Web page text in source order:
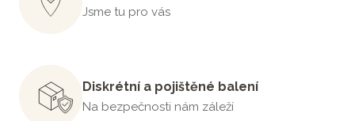
Jsme tu pro vás
Diskrétní a pojištěné balení
Na bezpečnosti nám záleží